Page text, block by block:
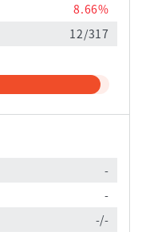
8.66%
12/317
-
-
-/-